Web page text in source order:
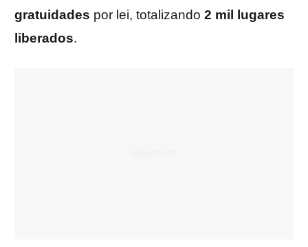
gratuidades por lei, totalizando 2 mil lugares
liberados.